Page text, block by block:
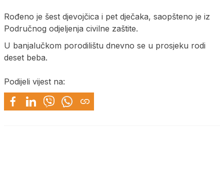
Rođeno je šest djevojčica i pet dječaka, saopšteno je iz
Područnog odjeljenja civilne zaštite.
U banjalučkom porodilištu dnevno se u prosjeku rodi
deset beba.
Podijeli vijest na: